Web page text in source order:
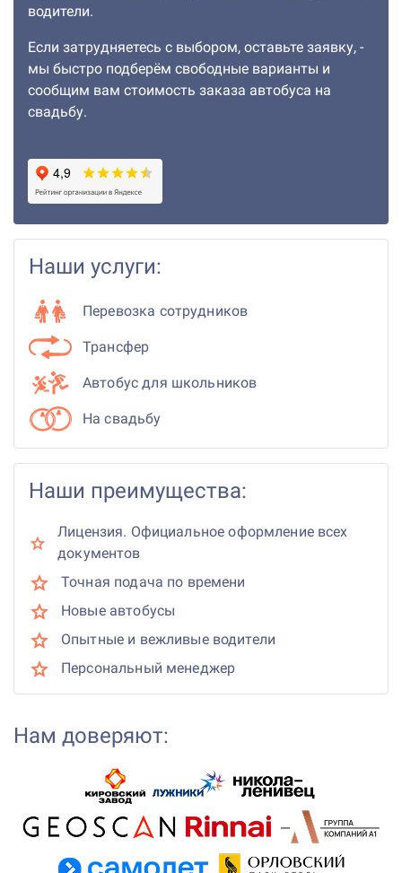
водители.
Если затрудняетесь с выбором, оставьте заявку, -
мы быстро подберём свободные варианты и
сообщим вам стоимость заказа автобуса на
свадьбу.
Наши услуги:
Перевозка сотрудников
Трансфер
Автобус для школьников
На свадьбу
Наши преимущества:
Лицензия. Официальное оформление всех
документов
Точная подача по времени
Новые автобусы
Опытные и вежливые водители
Персональный менеджер
Нам доверяют: